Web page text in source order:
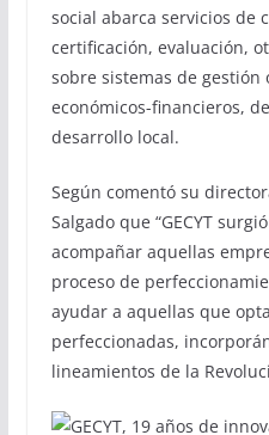
social abarca servicios de
certificación, evaluación,
sobre sistemas de gestión
económicos-financieros,
desarrollo local.
Según comentó su
Salgado que “GECYT
acompañar aquellas
proceso de
ayudar a aquellas que
perfeccionadas,
lineamientos de la